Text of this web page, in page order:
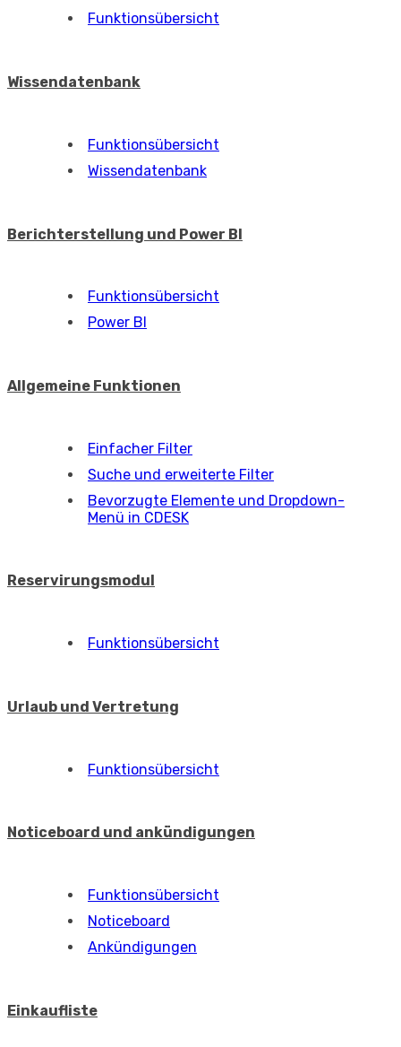
Funktionsübersicht
Wissendatenbank
Funktionsübersicht
Wissendatenbank
Berichterstellung und Power BI
Funktionsübersicht
Power BI
Allgemeine Funktionen
Einfacher Filter
Suche und erweiterte Filter
Bevorzugte Elemente und Dropdown-
Menü in CDESK
Reservirungsmodul
Funktionsübersicht
Urlaub und Vertretung
Funktionsübersicht
Noticeboard und ankündigungen
Funktionsübersicht
Noticeboard
Ankündigungen
Einkaufliste